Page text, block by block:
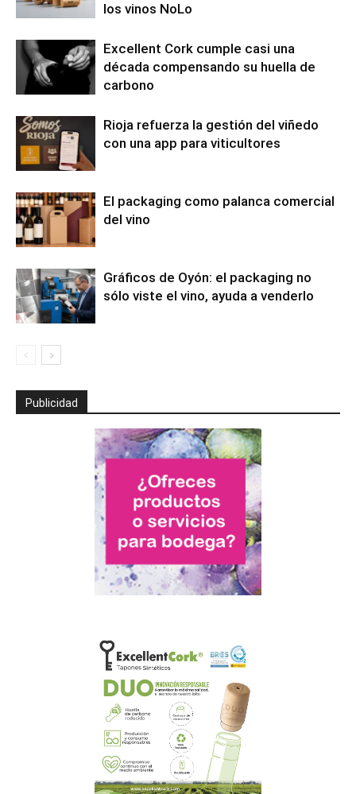
los vinos NoLo
Excellent Cork cumple casi una
década compensando su huella de
carbono
Rioja refuerza la gestión del viñedo
con una app para viticultores
El packaging como palanca comercial
del vino
Gráficos de Oyón: el packaging no
sólo viste el vino, ayuda a venderlo
Publicidad